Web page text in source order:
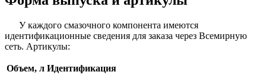
У каждого смазочного компонента имеются
идентификационные сведения для заказа через Всемирную
сеть. Артикулы:
Объем, л Идентификация